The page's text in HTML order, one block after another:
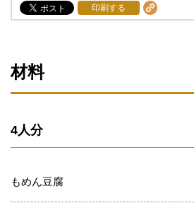
印刷する
材料
4人分
もめん豆腐